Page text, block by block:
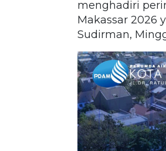
menghadiri
Makassar 2026
Sudirman,